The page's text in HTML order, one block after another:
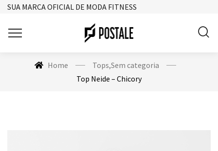
SUA MARCA OFICIAL DE MODA FITNESS
Home Tops,Sem categoria
Top Neide – Chicory